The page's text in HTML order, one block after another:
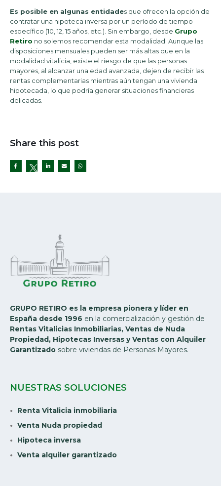
Es posible en algunas entidades que ofrecen la opción de
contratar una hipoteca inversa por un período de tiempo
específico (10, 12, 15 años, etc.). Sin embargo, desde Grupo
Retiro no solemos recomendar esta modalidad. Aunque las
disposiciones mensuales pueden ser más altas que en la
modalidad vitalicia, existe el riesgo de que las personas
mayores, al alcanzar una edad avanzada, dejen de recibir las
rentas complementarias mientras aún tengan una vivienda
hipotecada, lo que podría generar situaciones financieras
delicadas.
Share this post
GRUPO RETIRO es la empresa pionera y líder en
España desde 1996 en la comercialización y gestión de
Rentas Vitalicias Inmobiliarias, Ventas de Nuda
Propiedad, Hipotecas Inversas y Ventas con Alquiler
Garantizado sobre viviendas de Personas Mayores.
NUESTRAS SOLUCIONES
Renta Vitalicia inmobiliaria
Venta Nuda propiedad
Hipoteca inversa
Venta alquiler garantizado